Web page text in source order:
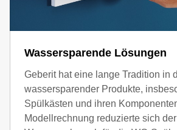
Wassersparende Lösungen
Geberit hat eine lange Tradition in
wassersparender Produkte,
Spülkästen und ihren
Modellrechnung reduzierte sich der